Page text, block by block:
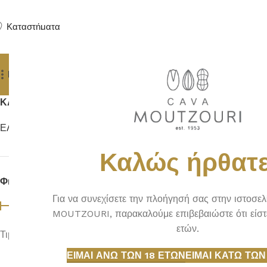
Καλώς
Για να συνεχίσετε την πλοήγησή σας στην
MOUTZOURI, παρακαλούμε επιβεβαιώστε ότι
ετών.
ΕΊΜΑΙ ΆΝΩ ΤΩΝ 18 ΕΤΏΝ ΕΊΜΑΙ ΚΆΤΩ
Καταστήματα
Προϊόντα Yachting Services
ΚΑΤΗΓΟΡΙΑ
ΕΛΛΗΝΙΚΟΣ 1
Φιλτράρισμα ανά τιμή
ΦΙΛΤΡΆΡΙΣΜΑ
Τιμή:
Αρχική σελίδα